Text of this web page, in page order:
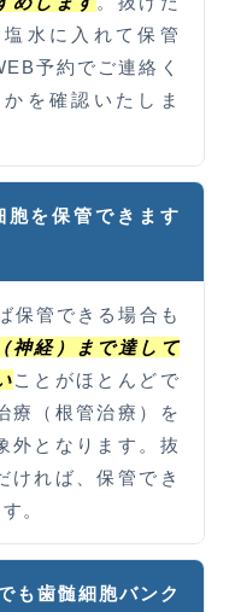
水に入れて保管
予約でご連絡く
を確認いたしま
を保管できます
保管できる場合も
神経）まで達して
ことがほとんどで
療（根管治療）を
外となります。抜
ければ、保管でき
。
も歯髄細胞バンク